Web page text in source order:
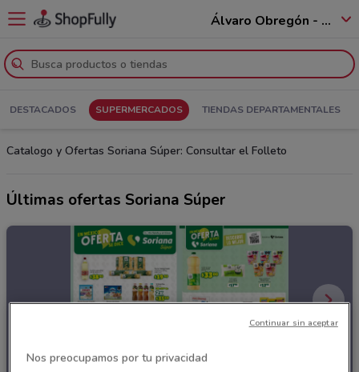
Álvaro Obregón - 01520
DESTACADOS SUPERMERCADOS TIENDAS DEPARTAMENTALES
Catalogo y Ofertas Soriana Súper: Consultar el Folleto
Últimas ofertas Soriana Súper
Nos preocupamos por tu privacidad
Continuar sin aceptar